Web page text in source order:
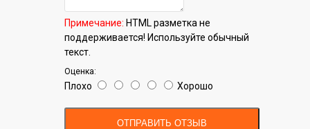
Примечание: HTML разметка не
поддерживается! Используйте обычный
текст.
Оценка:
Плохо Хорошо
ОТПРАВИТЬ ОТЗЫВ